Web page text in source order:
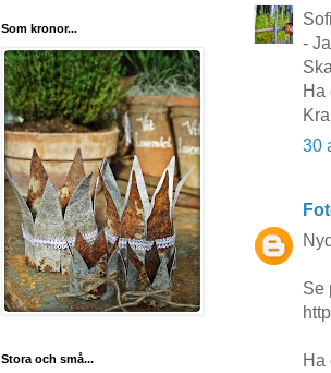
-
Ha
30
Se
Ha
Som kronor...
Stora och små...